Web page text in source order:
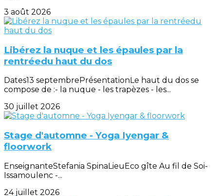
3 août 2026
Libérez la nuque et les épaules par la
rentréedu haut du dos
Dates13 septembrePrésentationLe haut du dos se
compose de :- la nuque - les trapèzes - les...
30 juillet 2026
Stage d'automne - Yoga Iyengar &
floorwork
EnseignanteStefania SpinaLieuEco gîte Au fil de Soi-
Issamoulenc -...
24 juillet 2026